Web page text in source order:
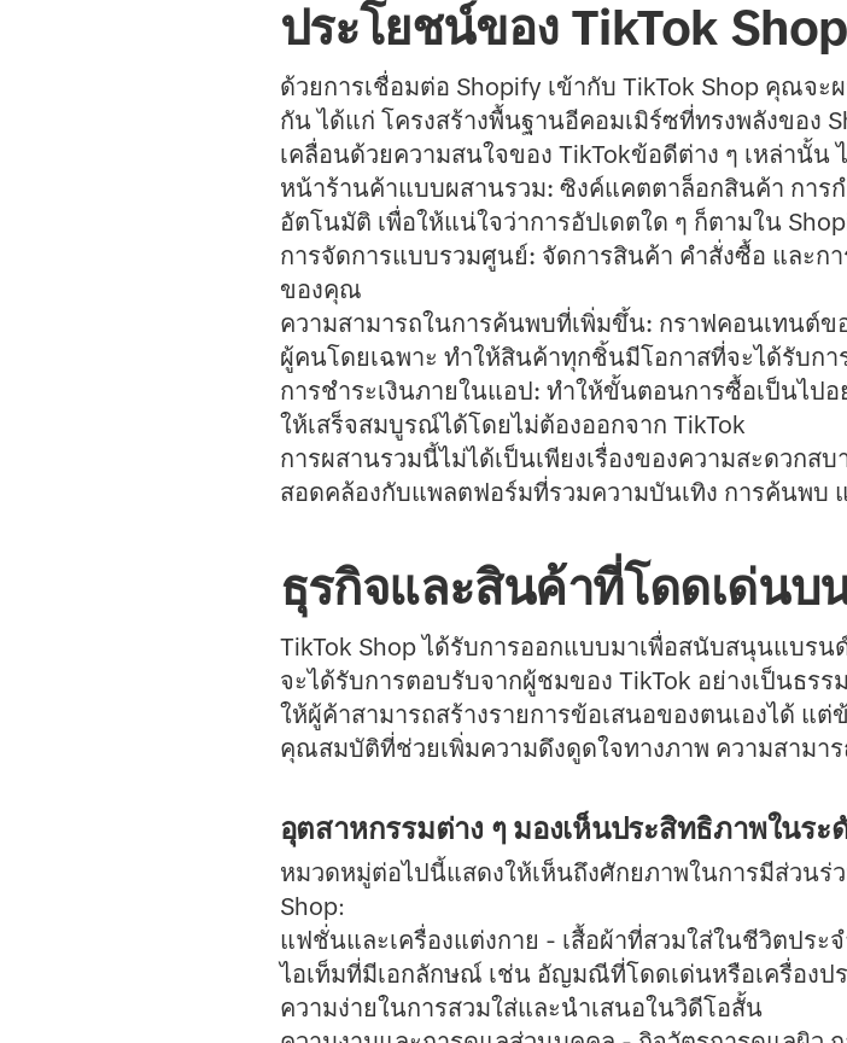
ประโยชน์ของ TikTok
ด้วยการเชื่อมต่อ Shopify เข้ากับ TikTok Shop คุณจ
กัน ได้แก่ โครงสร้างพื้นฐานอีคอมเมิร์ซที่ทรงพลังของ
เคลื่อนด้วยความสนใจของ TikTokข้อดีต่าง ๆ เหล่านั้น
หน้าร้านค้าแบบผสานรวม: ซิงค์แคตตาล็อกสินค้า การ
อัตโนมัติ เพื่อให้แน่ใจว่าการอัปเดตใด ๆ ก็ตามใน
การจัดการแบบรวมศูนย์: จัดการสินค้า คำสั่งซื้อ และก
ของคุณ
ความสามารถในการค้นพบที่เพิ่มขึ้น: กราฟคอนเทนต์ข
ผู้คนโดยเฉพาะ ทำให้สินค้าทุกชิ้นมีโอกาสที่จะได้รับก
การชำระเงินภายในแอป: ทำให้ขั้นตอนการซื้อเป็นไปอ
ให้เสร็จสมบูรณ์ได้โดยไม่ต้องออกจาก TikTok
การผสานรวมนี้ไม่ได้เป็นเพียงเรื่องของความสะดวก
สอดคล้องกับแพลตฟอร์มที่รวมความบันเทิง การค้นพบ
ธุรกิจและสินค้าที่โดดเด่นบ
TikTok Shop ได้รับการออกแบบมาเพื่อสนับสนุนแบร
จะได้รับการตอบรับจากผู้ชมของ TikTok อย่างเป็นธร
ให้ผู้ค้าสามารถสร้างรายการข้อเสนอของตนเองได้ แ
คุณสมบัติที่ช่วยเพิ่มความดึงดูดใจทางภาพ ความสามาร
อุตสาหกรรมต่าง ๆ มองเห็นประสิทธิภาพในระ
หมวดหมู่ต่อไปนี้แสดงให้เห็นถึงศักยภาพในการมีส่วนร่
Shop:
แฟชั่นและเครื่องแต่งกาย - เสื้อผ้าที่สวมใส่ในชีวิตประ
ไอเท็มที่มีเอกลักษณ์ เช่น อัญมณีที่โดดเด่นหรือเครื่องป
ความง่ายในการสวมใส่และนำเสนอในวิดีโอสั้น